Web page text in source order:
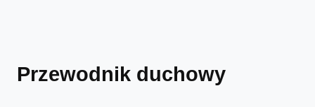
Przewodnik duchowy